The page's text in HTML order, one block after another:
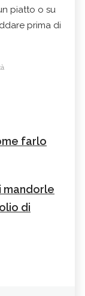
piatto o su
prima di
farlo
mandorle
di